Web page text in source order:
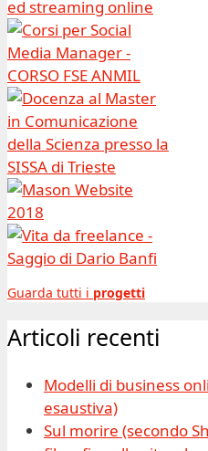
Guarda tutti i progetti
Articoli recenti
Modelli di business
esaustiva)
Sul morire (secondo